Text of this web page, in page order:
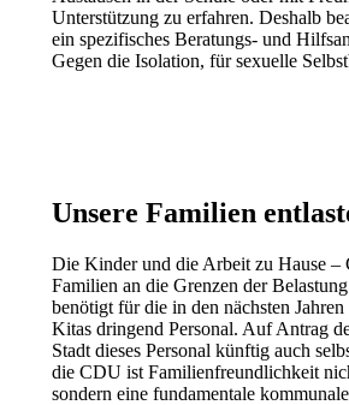
Unterstützung zu erfahren. Deshalb
ein spezifisches Beratungs- und
Gegen die Isolation, für sexuelle
Unsere Familien
Die Kinder und die Arbeit zu Hause –
Familien an die Grenzen der
benötigt für die in den nächsten Jahren
Kitas dringend Personal. Auf Antrag
Stadt dieses Personal künftig auch
die CDU ist Familienfreundlichkeit
sondern eine fundamentale